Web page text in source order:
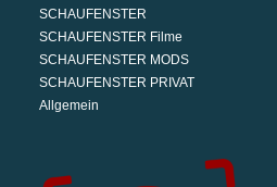
SCHAUFENSTER
SCHAUFENSTER Filme
SCHAUFENSTER MODS
SCHAUFENSTER PRIVAT
Allgemein